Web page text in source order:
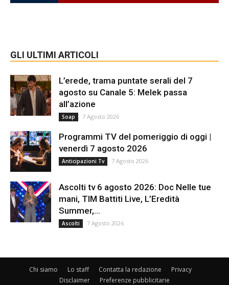
GLI ULTIMI ARTICOLI
L’erede, trama puntate serali del 7
agosto su Canale 5: Melek passa
all’azione
Soap 7 Agosto 2026
Programmi TV del pomeriggio di oggi |
venerdì 7 agosto 2026
Anticipazioni Tv 7 Agosto 2026
Ascolti tv 6 agosto 2026: Doc Nelle tue
mani, TIM Battiti Live, L’Eredità
Summer,...
Ascolti 7 Agosto 2026
Chi siamo Lo staff Contatta la redazione
Privacy
Disclaimer
Preferenze pubblicitarie